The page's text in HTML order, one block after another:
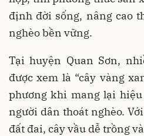
định đời sống, nâng cao
nghèo bền vững.
Tại huyện Quan Sơn,
được xem là “cây vàng
phương khi mang lại
người dân thoát nghèo.
đất đai, cây vầu dễ trồng